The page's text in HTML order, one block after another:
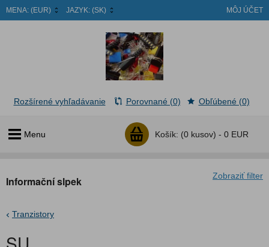
MENA: (EUR) JAZYK: (SK) MÔJ ÚČET
Menu Košík: (0 kusov) - 0 EUR
Rozšírené vyhľadávanie Porovnané (0) Obľúbené (0)
Zobraziť filter
Informační slpek
Tranzistory